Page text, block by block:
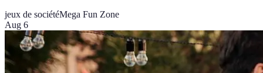
jeux de sociétéMega Fun Zone
Aug 6